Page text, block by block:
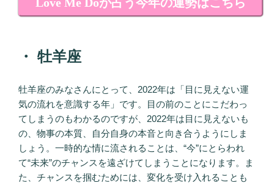
・ 牡羊座
牡羊座のみなさんにとって、2022年は「目に見えない運
気の流れを意識する年」です。目の前のことにこだわっ
てしまうのもわかるのですが、2022年は目に見えないも
の、物事の本質、自分自身の本音と向き合うようにしま
しょう。一時的な情に流されることは、“今”にとらわれ
て“未来”のチャンスを遠ざけてしまうことになります。ま
た、チャンスを掴むためには、変化を受け入れることも